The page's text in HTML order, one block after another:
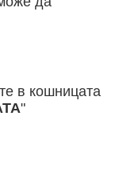
в кошницата
"